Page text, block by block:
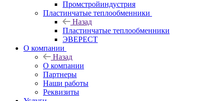
Промстройиндустрия
Пластинчатые теплообменники
Назад
Пластинчатые теплообменники
ЭВЕРЕСТ
О компании
Назад
О компании
Партнеры
Наши работы
Реквизиты